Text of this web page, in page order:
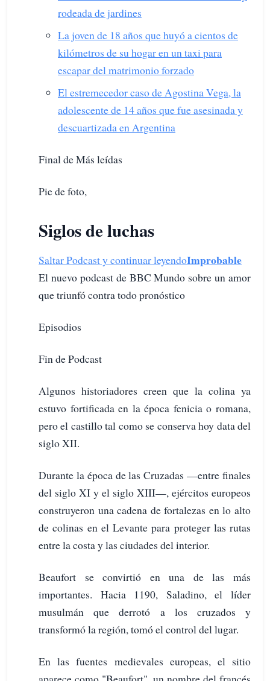
rodeada de jardines
La joven de 18 años que huyó a cientos de
kilómetros de su hogar en un taxi para
escapar del matrimonio forzado
El estremecedor caso de Agostina Vega, la
adolescente de 14 años que fue asesinada y
descuartizada en Argentina
Final de Más leídas
Pie de foto,
Siglos de luchas
Saltar Podcast y continuar leyendoImprobable
El nuevo podcast de BBC Mundo sobre un amor
que triunfó contra todo pronóstico
Episodios
Fin de Podcast
Algunos historiadores creen que la colina ya
estuvo fortificada en la época fenicia o romana,
pero el castillo tal como se conserva hoy data del
siglo XII.
Durante la época de las Cruzadas —entre finales
del siglo XI y el siglo XIII—, ejércitos europeos
construyeron una cadena de fortalezas en lo alto
de colinas en el Levante para proteger las rutas
entre la costa y las ciudades del interior.
Beaufort se convirtió en una de las más
importantes. Hacia 1190, Saladino, el líder
musulmán que derrotó a los cruzados y
transformó la región, tomó el control del lugar.
En las fuentes medievales europeas, el sitio